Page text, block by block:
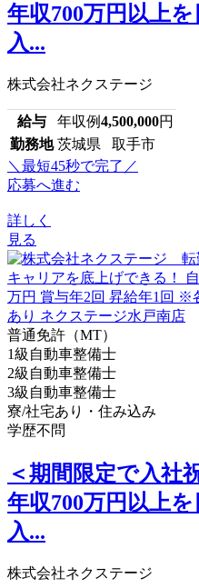
年収700万円以上
入...
株式会社ネクステージ
給与 年収例4,500,000円
勤務地 茨城県 取手市
＼最短45秒で完了／
応募へ進む
詳しく
見る
普通免許（MT）
1級自動車整備士
2級自動車整備士
3級自動車整備士
寮/社宅あり・住み込み
学歴不問
＜期間限定で入社
年収700万円以上
入...
株式会社ネクステージ